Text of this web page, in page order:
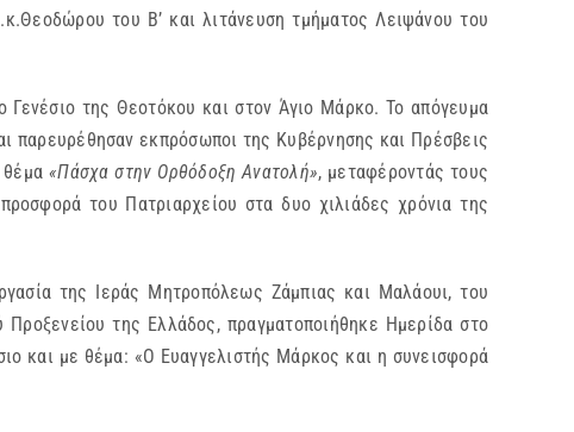
του Β’ και λιτάνευση τμήματος Λειψάνου του
Γενέσιο της Θεοτόκου και στον Άγιο Μάρκο. Το απόγευμα
παρευρέθησαν εκπρόσωποι της Κυβέρνησης και Πρέσβεις
θέμα«Πάσχα στην Ορθόδοξη Ανατολή», μεταφέροντάς τους
του Πατριαρχείου στα δυο χιλιάδες χρόνια της
της Ιεράς Μητροπόλεως Ζάμπιας και Μαλάουι, του
της Ελλάδος, πραγματοποιήθηκε Ημερίδα στο
και με θέμα: «O Ευαγγελιστής Μάρκος και η συνεισφορά